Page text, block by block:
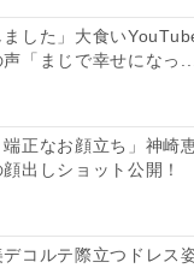
ました」大食い
「まじで幸せになっ
端正なお顔立ち」神崎
出しショット公開！
コルテ際立つドレス